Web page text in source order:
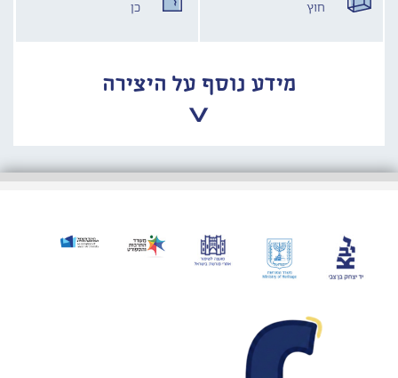
חוץ
כן
מידע נוסף על היצירה